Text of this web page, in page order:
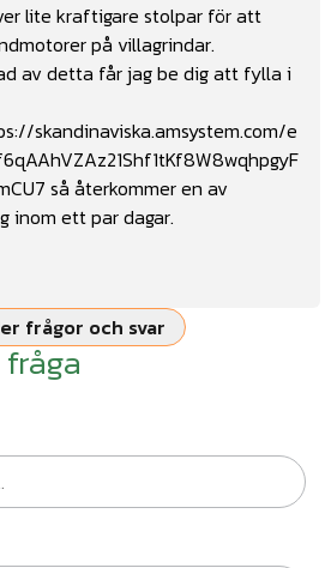
lite kraftigare stolpar för att
på villagrindar.
av detta får jag be dig att fylla i
skandinaviska.amsystem.com/e
så återkommer en av
inom ett par dagar.
frågor och svar